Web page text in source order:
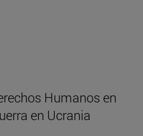
Humanos en
en Ucrania